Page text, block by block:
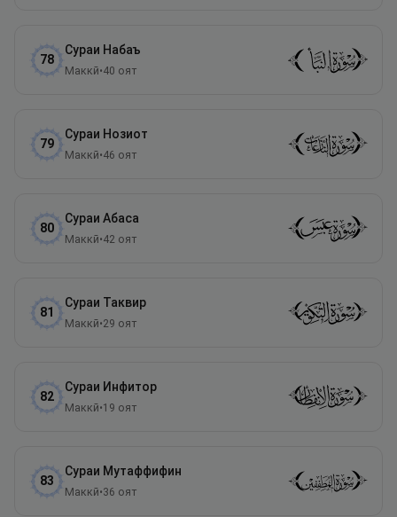
78
Сураи Набаъ
Маккӣ•40 оят
79
Сураи Нозиот
Маккӣ•46 оят
80
Сураи Абаса
Маккӣ•42 оят
81
Сураи Таквир
Маккӣ•29 оят
82
Сураи Инфитор
Маккӣ•19 оят
83
Сураи Мутаффифин
Маккӣ•36 оят